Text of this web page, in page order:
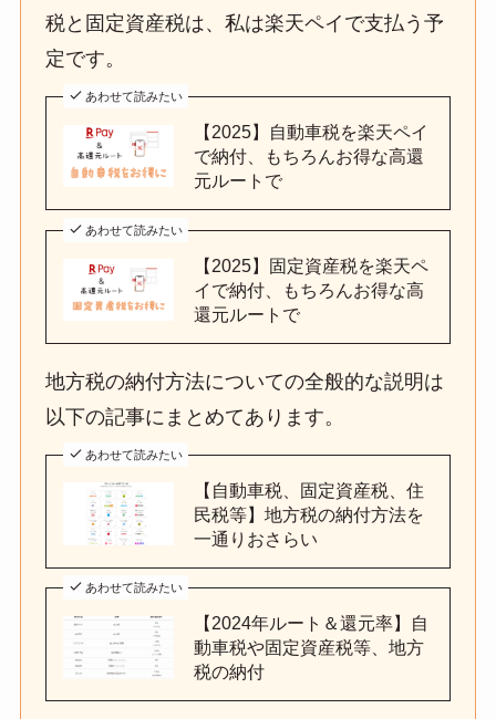
税と固定資産税は、私は楽天ペイで支払う予
定です。
あわせて読みたい
【2025】自動車税を楽天ペイ
で納付、もちろんお得な高還
元ルートで
あわせて読みたい
【2025】固定資産税を楽天ペ
イで納付、もちろんお得な高
還元ルートで
地方税の納付方法についての全般的な説明は
以下の記事にまとめてあります。
あわせて読みたい
【自動車税、固定資産税、住
民税等】地方税の納付方法を
一通りおさらい
あわせて読みたい
【2024年ルート＆還元率】自
動車税や固定資産税等、地方
税の納付